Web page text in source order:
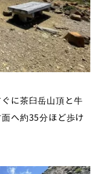
に茶臼岳山頂と牛
へ約35分ほど歩け